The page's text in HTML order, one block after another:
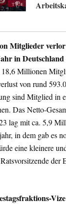
Mitglieder verlor
in
18,6 Millionen
von rund
sind Mitglied in
Das Netto-
lag mit ca. 5,9
in dem gab es
eine kleinere